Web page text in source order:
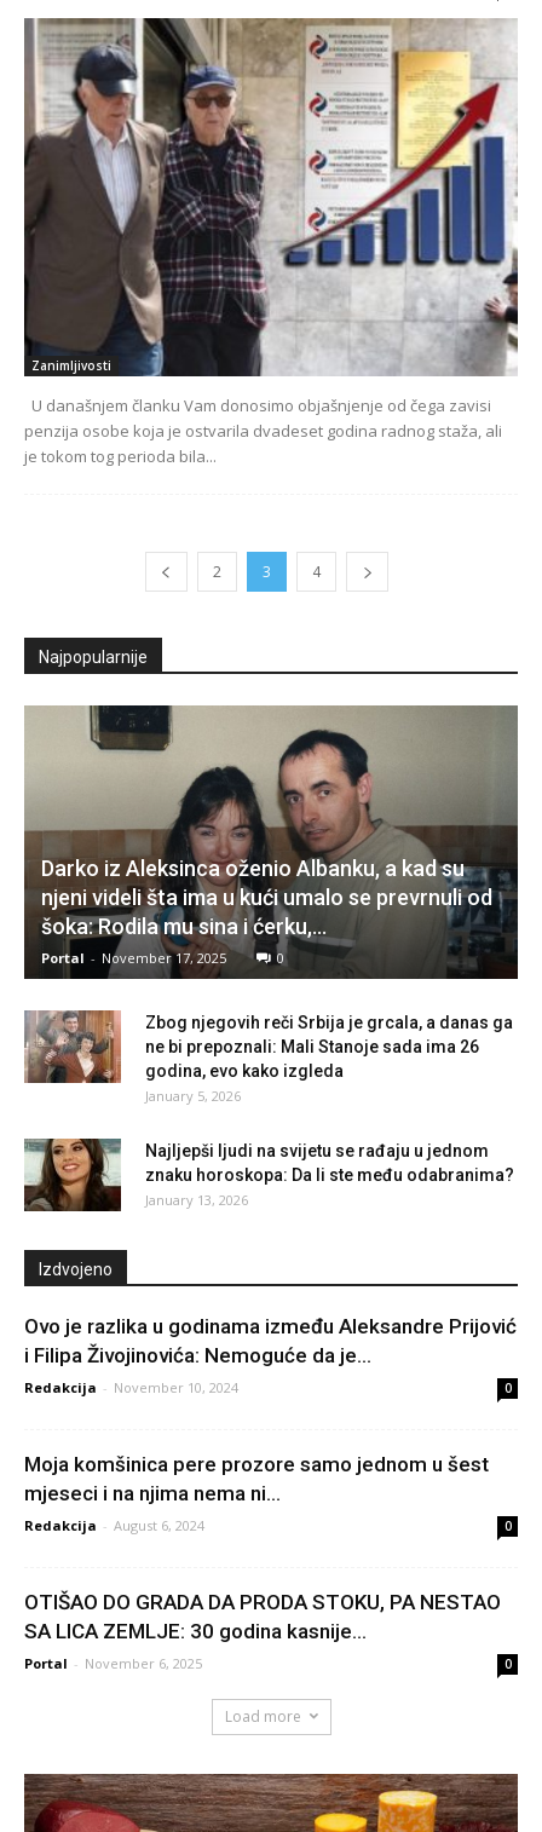
Zanimljivosti
U današnjem članku Vam donosimo objašnjenje od čega zavisi
penzija osobe koja je ostvarila dvadeset godina radnog staža, ali
je tokom tog perioda bila...
2 3 4
Najpopularnije
Darko iz Aleksinca oženio Albanku, a kad su
njeni videli šta ima u kući umalo se prevrnuli od
šoka: Rodila mu sina i ćerku,...
Portal - November 17, 2025 0
Zbog njegovih reči Srbija je grcala, a danas ga
ne bi prepoznali: Mali Stanoje sada ima 26
godina, evo kako izgleda
January 5, 2026
Najljepši ljudi na svijetu se rađaju u jednom
znaku horoskopa: Da li ste među odabranima?
January 13, 2026
Izdvojeno
Ovo je razlika u godinama između Aleksandre Prijović
i Filipa Živojinovića: Nemoguće da je...
Redakcija - November 10, 2024 0
Moja komšinica pere prozore samo jednom u šest
mjeseci i na njima nema ni...
Redakcija - August 6, 2024 0
OTIŠAO DO GRADA DA PRODA STOKU, PA NESTAO
SA LICA ZEMLJE: 30 godina kasnije...
Portal - November 6, 2025 0
Load more